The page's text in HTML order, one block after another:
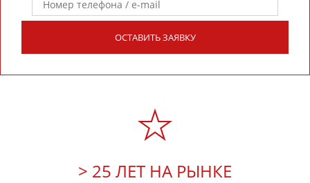
ОСТАВИТЬ ЗАЯВКУ
> 25 ЛЕТ НА РЫНКЕ